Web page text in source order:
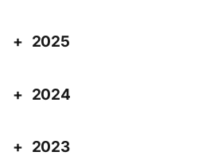
2025
2024
2023